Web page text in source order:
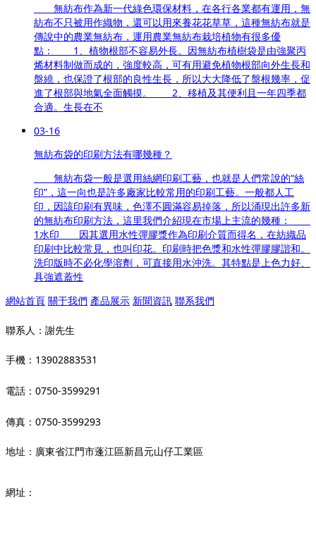
無紡布作為新一代綠色環保材料，在各行各業都有運用，無
紡布不只被用作織物，還可以用來養花花草草，這種無紡布就是
傳說中的農業無紡布，運用農業無紡布栽培植物有很多優
點： 1、植物根部不容易外長。因無紡布植樹袋是由強聚丙
烯材料制做而成的，強度較高，可有用避免植物根部向外生長和
盤繞，也保證了根部的良性生長，所以大大降低了盤根幾率，促
進了根部與地氣全面觸摸。 2、移植及其便利且一年四季都
合適。生長在不
03-16
無紡布袋的印刷方法有哪幾種？
無紡布袋一般是選用絲網印刷工藝，也就是人們常說的“絲
印”，這一向也是許多廠家比較常用的印刷工藝。一般都人工
印，因該印刷有異味，色澤不圓滿容易掉落，所以涌現出許多新
的無紡布印刷方法，這里我們介紹現在市場上主流的幾種：
1水印 因其選用水性彈膠漿作為印刷介質而得名，在紡織品
印刷中比較常見，也叫印花。印刷時把色漿和水性彈膠膠諧和。
洗印版時不必化學溶劑，可直接用水沖洗。其特點是上色力好、
具強遮蓋性
網站首頁 關于我們 產品展示 新聞資訊 聯系我們
聯系人：謝先生
手機：13902883531
電話：0750-3599291
傳真：0750-3599293
地址：廣東省江門市蓬江區新昌元山仔工業區
網址：